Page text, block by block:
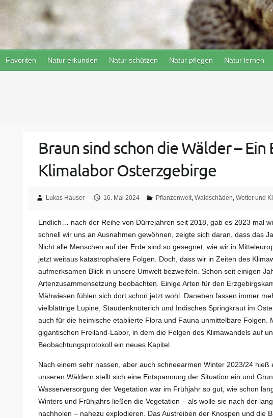
Favoriten Natur erkunden Natur schützen Natur pflegen Natur lernen
Braun sind schon die Wälder –
Klimalabor Osterzgebirge
Lukas Häuser 16. Mai 2024 Pflanzenwelt,Waldschäden,Wetter und
Endlich… nach der Reihe von Dürrejahren seit 2018, gab es 2023 mal
schnell wir uns an Ausnahmen gewöhnen, zeigte sich daran, dass das
Nicht alle Menschen auf der Erde sind so gesegnet, wie wir in
jetzt weitaus katastrophalere Folgen. Doch, dass wir in Zeiten des
aufmerksamen Blick in unsere Umwelt bezweifeln. Schon seit einigen
Artenzusammensetzung beobachten. Einige Arten für den
Mähwiesen fühlen sich dort schon jetzt wohl. Daneben fassen immer
vielblättrige Lupine, Staudenknöterich und Indisches Springkraut im
auch für die heimische etablierte Flora und Fauna unmittelbare Folgen.
gigantischen Freiland-Labor, in dem die Folgen des Klimawandels auf
Beobachtungsprotokoll ein neues Kapitel.
Nach einem sehr nassen, aber auch schneearmen Winter 2023/24
unseren Wäldern stellt sich eine Entspannung der Situation ein und
Wasserversorgung der Vegetation war im Frühjahr so gut, wie schon
Winters und Frühjahrs ließen die Vegetation – als wolle sie nach der
nachholen – nahezu explodieren. Das Austreiben der Knospen und die